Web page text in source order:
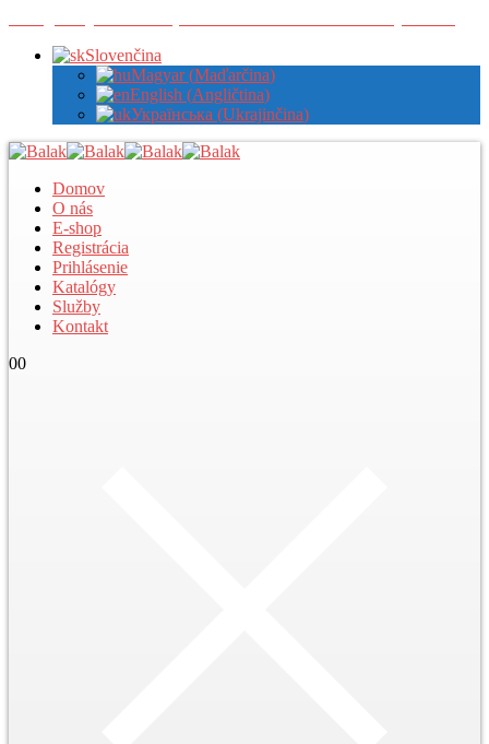
Slovenčina
Magyar (Maďarčina)
English (Angličtina)
Українська (Ukrajinčina)
Domov
O nás
E-shop
Registrácia
Prihlásenie
Katalógy
Služby
Kontakt
00